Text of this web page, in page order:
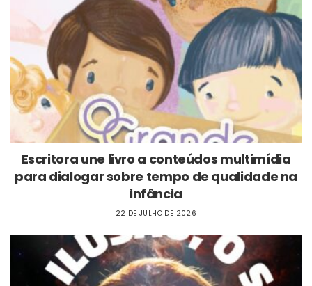
Escritora une livro a conteúdos multimídia
para dialogar sobre tempo de qualidade na
infância
22 DE JULHO DE 2026